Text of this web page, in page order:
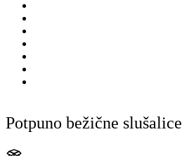
Potpuno bežične slušalice